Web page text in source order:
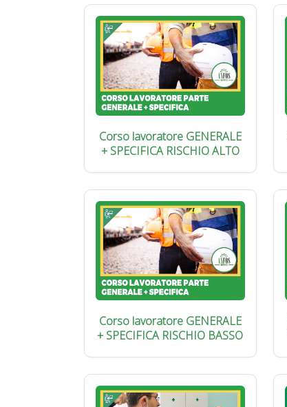
Corso lavoratore GENERALE
+ SPECIFICA RISCHIO ALTO
Corso lavoratore GENERALE
+ SPECIFICA RISCHIO BASSO